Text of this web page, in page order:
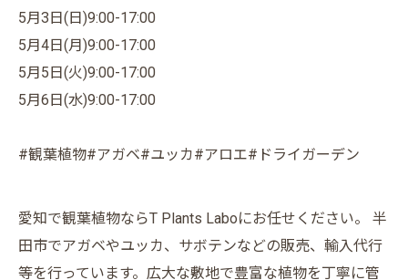
5月3日(日)9:00-17:00
5月4日(月)9:00-17:00
5月5日(火)9:00-17:00
5月6日(水)9:00-17:00
#観葉植物#アガベ#ユッカ#アロエ#ドライガーデン
愛知で観葉植物ならT Plants Laboにお任せください。 半
田市でアガベやユッカ、サボテンなどの販売、輸入代行
等を行っています。広大な敷地で豊富な植物を丁寧に管